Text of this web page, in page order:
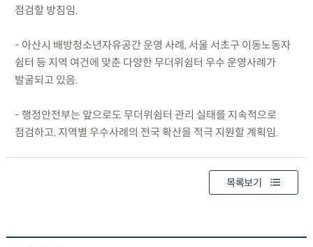
점검할 방침임.
- 아산시 배방청소년자유공간 운영 사례, 서울 서초구 이동노동자
쉼터 등 지역 여건에 맞춘 다양한 무더위쉼터 우수 운영사례가
발굴되고 있음.
- 행정안전부는 앞으로도 무더위쉼터 관리 실태를 지속적으로
점검하고, 지역별 우수사례의 전국 확산을 적극 지원할 계획임.
목록보기